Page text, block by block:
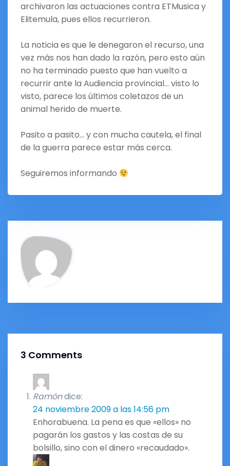
archivaron las actuaciones contra ETMusica y
Elitemula, pues ellos recurrieron.
La noticia es que le denegaron el recurso, una
vez más nos han dado la razón, pero esto aún
no ha terminado puesto que han vuelto a
recurrir ante la Audiencia provincial… visto lo
visto, parece los últimos coletazos de un
animal herido de muerte.
Pasito a pasito… y con mucha cautela, el final
de la guerra parece estar más cerca.
Seguiremos informando
3 Comments
Ramóndice:
24 noviembre 2009 a las 14:56 pm
Enhorabuena. La pena es que «ellos» no
pagarán los gastos y las costas de su
bolsillo, sino con el dinero «recaudado».